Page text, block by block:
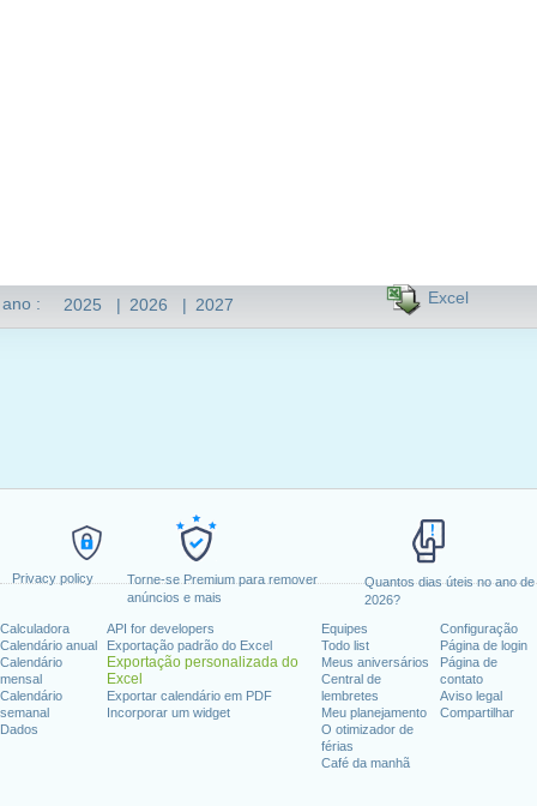
Privacy policy
Torne-se Premium para remover
anúncios e mais
Quantos dias úteis no ano de
2026?
Calculadora
Calendário anual
Calendário
mensal
Calendário
semanal
Dados
API for developers
Exportação padrão do Excel
Exportação personalizada do
Excel
Exportar calendário em PDF
Incorporar um widget
Equipes
Todo list
Meus aniversários
Central de
lembretes
Meu planejamento
O otimizador de
férias
Café da manhã
Configuração
Página de login
Página de
contato
Aviso legal
Compartilhar
: 2025 | 2026 | 2027 Excel